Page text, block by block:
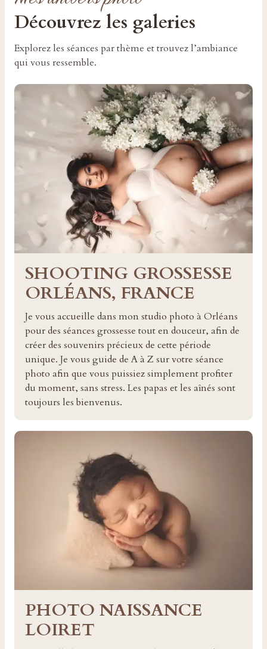
Découvrez les galeries
Explorez les séances par thème et trouvez l’ambiance
qui vous ressemble.
SHOOTING GROSSESSE
ORLÉANS, FRANCE
Je vous accueille dans mon studio photo à Orléans
pour des séances grossesse tout en douceur, afin de
créer des souvenirs précieux de cette période
unique. Je vous guide de A à Z sur votre séance
photo afin que vous puissiez simplement profiter
du moment, sans stress. Les papas et les aînés sont
toujours les bienvenus.
PHOTO NAISSANCE
LOIRET